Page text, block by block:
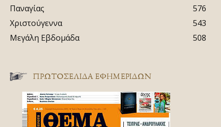
Παναγίας
576
Χριστούγεννα
543
Μεγάλη Εβδομάδα
508
ΠΡΩΤΟΣΈΛΙΔΑ ΕΦΗΜΕΡΊΔΩΝ